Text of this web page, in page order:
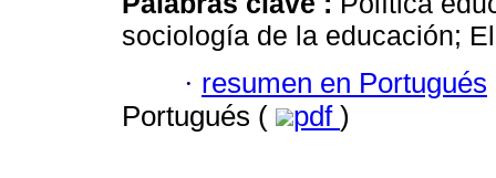
sociología de la educación;
· resumen en Portugués
Portugués (
pdf )